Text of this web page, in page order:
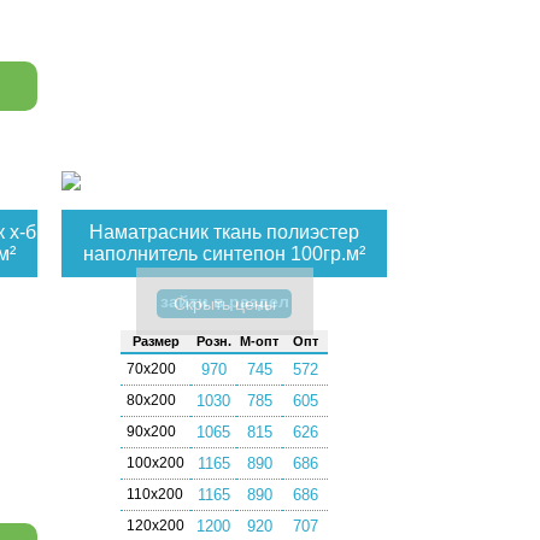
х-б
Наматрасник ткань полиэстер
наполнитель синтепон 100гр.м²
зайти в раздел
Скрыть цены
Раз­мер Розн. М-опт Опт
70х200 970 745 572
80х200 1030 785 605
90х200 1065 815 626
100х200 1165 890 686
110х200 1165 890 686
120х200 1200 920 707